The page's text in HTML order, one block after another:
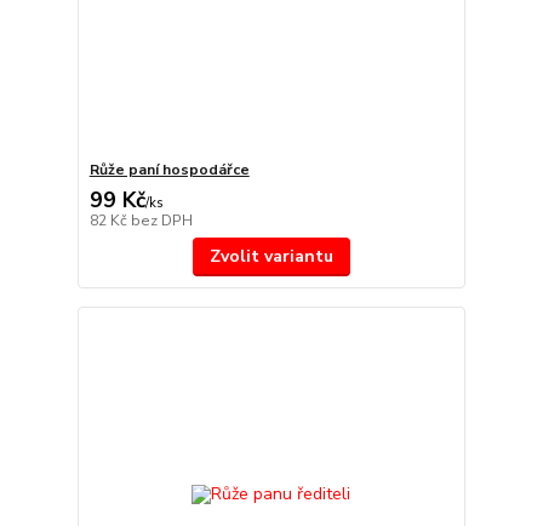
Růže paní hospodářce
99 Kč/ks
82 Kč bez DPH
Zvolit variantu